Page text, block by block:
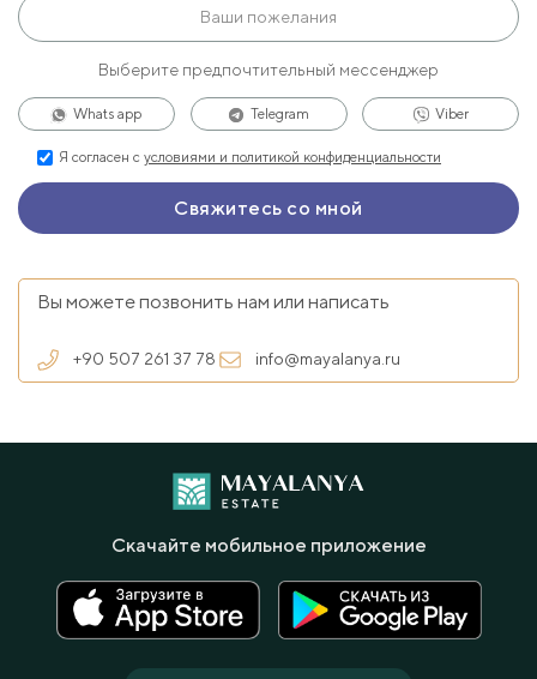
Выберите предпочтительный мессенджер
Whats app Telegram Viber
Я согласен с условиями и политикой конфиденциальности
Вы можете позвонить нам или написать
+90 507 261 37 78 info@mayalanya.ru
Скачайте мобильное приложение